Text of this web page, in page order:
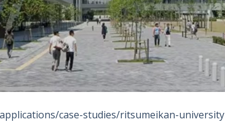
case-studies/ritsumeikan-university